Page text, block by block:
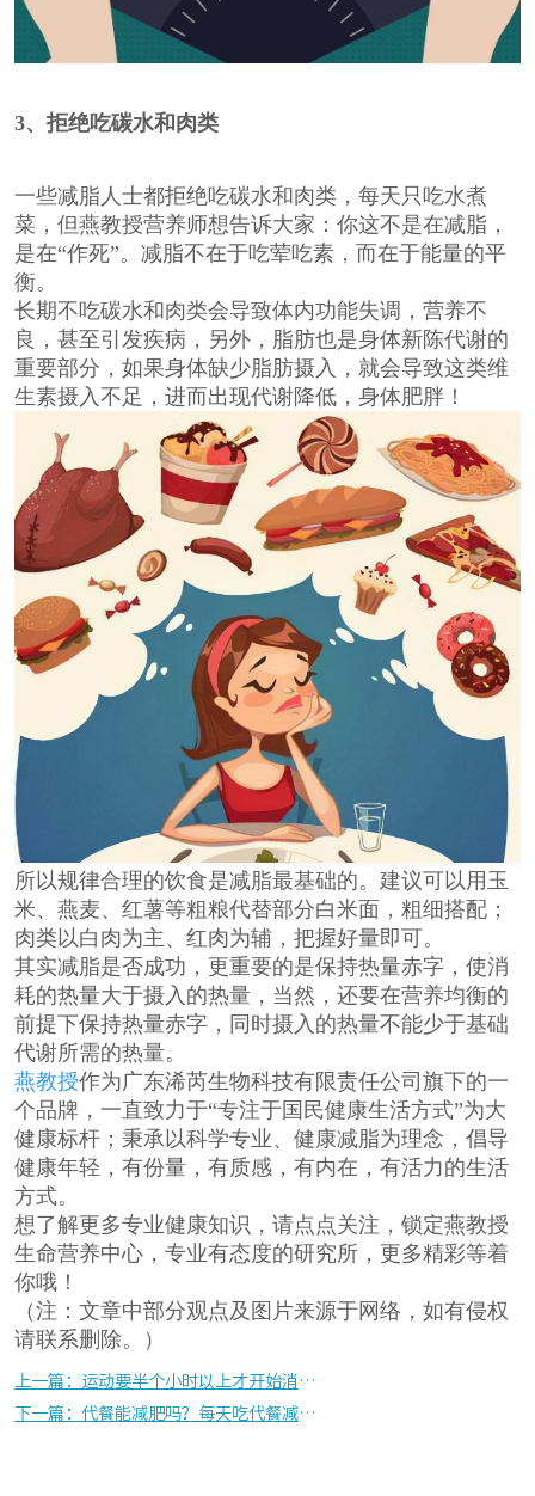
3、拒绝吃碳水和肉类
一些减脂人士都拒绝吃碳水和肉类，每天只吃水煮
菜，但燕教授营养师想告诉大家：你这不是在减脂，
是在“作死”。减脂不在于吃荤吃素，而在于能量的平
衡。
长期不吃碳水和肉类会导致体内功能失调，营养不
良，甚至引发疾病，另外，脂肪也是身体新陈代谢的
重要部分，如果身体缺少脂肪摄入，就会导致这类维
生素摄入不足，进而出现代谢降低，身体肥胖！
所以规律合理的饮食是减脂最基础的。建议可以用玉
米、燕麦、红薯等粗粮代替部分白米面，粗细搭配；
肉类以白肉为主、红肉为辅，把握好量即可。
其实减脂是否成功，更重要的是保持热量赤字，使消
耗的热量大于摄入的热量，当然，还要在营养均衡的
前提下保持热量赤字，同时摄入的热量不能少于基础
代谢所需的热量。
燕教授作为广东浠芮生物科技有限责任公司旗下的一
个品牌，一直致力于“专注于国民健康生活方式”为大
健康标杆；秉承以科学专业、健康减脂为理念，倡导
健康年轻，有份量，有质感，有内在，有活力的生活
方式。
想了解更多专业健康知识，请点点关注，锁定燕教授
生命营养中心，专业有态度的研究所，更多精彩等着
你哦！
（注：文章中部分观点及图片来源于网络，如有侵权
请联系删除。）
上一篇：运动要半个小时以上才开始消耗脂肪吗？
下一篇：代餐能减肥吗？每天吃代餐减肥效果好不好？